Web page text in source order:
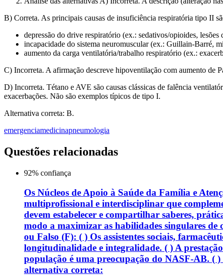
B) Correta. As principais causas de insuficiência respiratória tipo II
depressão do drive respiratório (ex.: sedativos/opioides, lesões
incapacidade do sistema neuromuscular (ex.: Guillain-Barré,
aumento da carga ventilatória/trabalho respiratório (ex.:
C) Incorreta. A afirmação descreve hipoventilação com aumento de
D) Incorreta. Tétano e AVE são causas clássicas de falência
exacerbações. Não são exemplos típicos de tipo I.
Alternativa correta: B.
emergenciamedicinapneumologia
Questões relacionadas
92% confiança
Os Núcleos de Apoio à Saúde da Família e
multiprofissional e interdisciplinar que
devem estabelecer e compartilhar saberes,
modo a maximizar as habilidades singulares
ou Falso (F): ( ) Os assistentes sociais,
longitudinalidade e integralidade. ( ) A
população é uma preocupação do NASF-AB. (
alternativa correta: